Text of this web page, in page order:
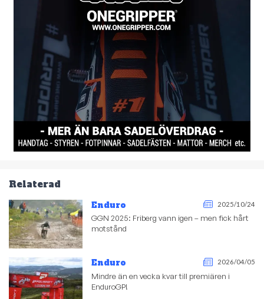
Relaterad
Enduro 2025/10/24
GGN 2025: Friberg vann igen – men fick hårt
motstånd
Enduro 2026/04/05
Mindre än en vecka kvar till premiären i
EnduroGP!